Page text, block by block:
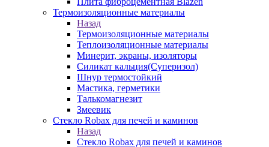
Термоизоляционные материалы
Назад
Термоизоляционные материалы
Теплоизоляционные материалы
Минерит, экраны, изоляторы
Силикат кальция(Суперизол)
Шнур термостойкий
Мастика, герметики
Талькомагнезит
Змеевик
Стекло Robax для печей и каминов
Назад
Стекло Robax для печей и каминов